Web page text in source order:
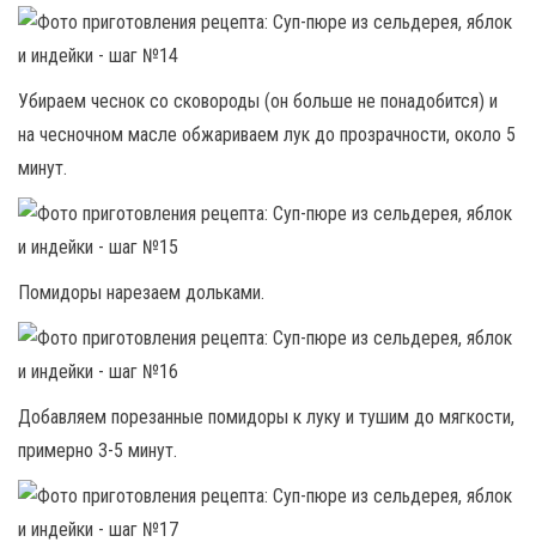
Убираем чеснок со сковороды (он больше не понадобится) и
на чесночном масле обжариваем лук до прозрачности, около 5
минут.
Помидоры нарезаем дольками.
Добавляем порезанные помидоры к луку и тушим до мягкости,
примерно 3-5 минут.